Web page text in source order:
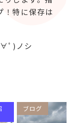
！特に保存は
∀ﾟ)ノシ
ブログ